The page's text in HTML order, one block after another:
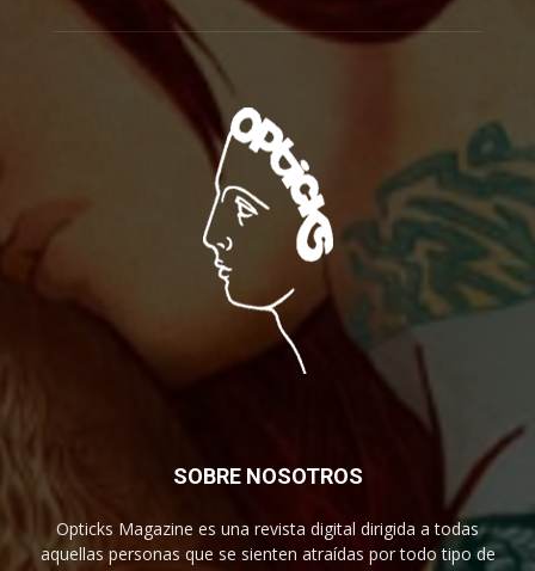
SOBRE NOSOTROS
Opticks Magazine es una revista digital dirigida a todas
aquellas personas que se sienten atraídas por todo tipo de